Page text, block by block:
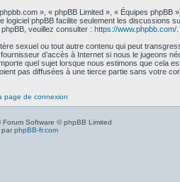
», « phpBB Limited », « Équipes
logiciel phpBB facilite seulement les discussions
veuillez consulter : https://www.phpbb.com/.
sexuel ou tout autre contenu qui peut
d’accès à Internet si nous le jugeons
quel sujet lorsque nous estimons que cela
pas diffusées à une tierce partie sans votre
page de connexion
Forum Software © phpBB Limited
par phpBB-fr.com